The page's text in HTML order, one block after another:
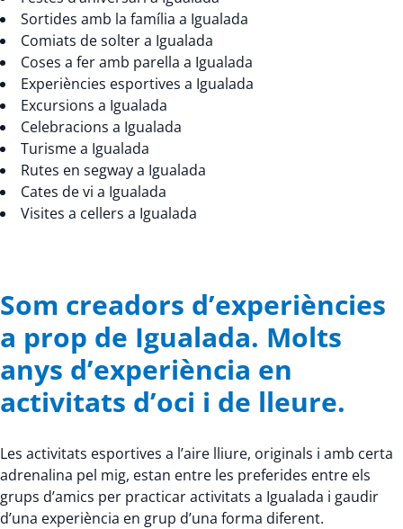
Sortides amb la família a Igualada
Comiats de solter a Igualada
Coses a fer amb parella a Igualada
Experiències esportives a Igualada
Excursions a Igualada
Celebracions a Igualada
Turisme a Igualada
Rutes en segway a Igualada
Cates de vi a Igualada
Visites a cellers a Igualada
Som creadors d’experiències
a prop de Igualada. Molts
anys d’experiència en
activitats d’oci i de lleure.
Les activitats esportives a l’aire lliure, originals i amb certa
adrenalina pel mig, estan entre les preferides entre els
grups d’amics per practicar activitats a Igualada i gaudir
d’una experiència en grup d’una forma diferent.